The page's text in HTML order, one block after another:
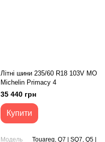
Літні шини 235/60 R18 103V MO
Michelin Primacy 4
35 440 грн
Купити
Модель Touareg, Q7 | SQ7, Q5 |